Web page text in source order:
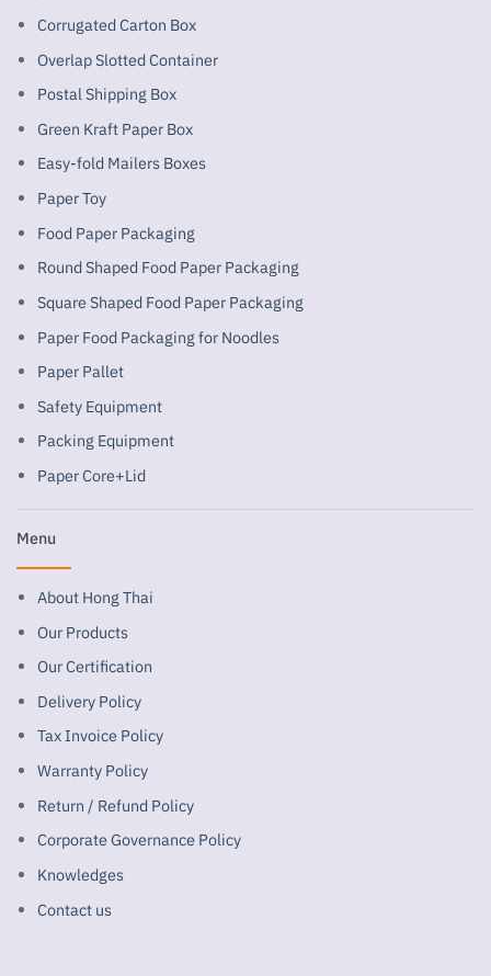
Corrugated Carton Box
Overlap Slotted Container
Postal Shipping Box
Green Kraft Paper Box
Easy-fold Mailers Boxes
Paper Toy
Food Paper Packaging
Round Shaped Food Paper Packaging
Square Shaped Food Paper Packaging
Paper Food Packaging for Noodles
Paper Pallet
Safety Equipment
Packing Equipment
Paper Core+Lid
Menu
About Hong Thai
Our Products
Our Certification
Delivery Policy
Tax Invoice Policy
Warranty Policy
Return / Refund Policy
Corporate Governance Policy
Knowledges
Contact us